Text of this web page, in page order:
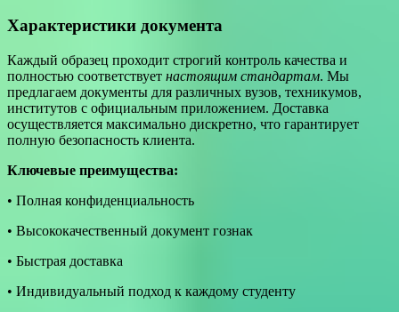
Характеристики документа
Каждый образец проходит строгий контроль качества и
полностью соответствует настоящим стандартам. Мы
предлагаем документы для различных вузов, техникумов,
институтов с официальным приложением. Доставка
осуществляется максимально дискретно, что гарантирует
полную безопасность клиента.
Ключевые преимущества:
• Полная конфиденциальность
• Высококачественный документ гознак
• Быстрая доставка
• Индивидуальный подход к каждому студенту